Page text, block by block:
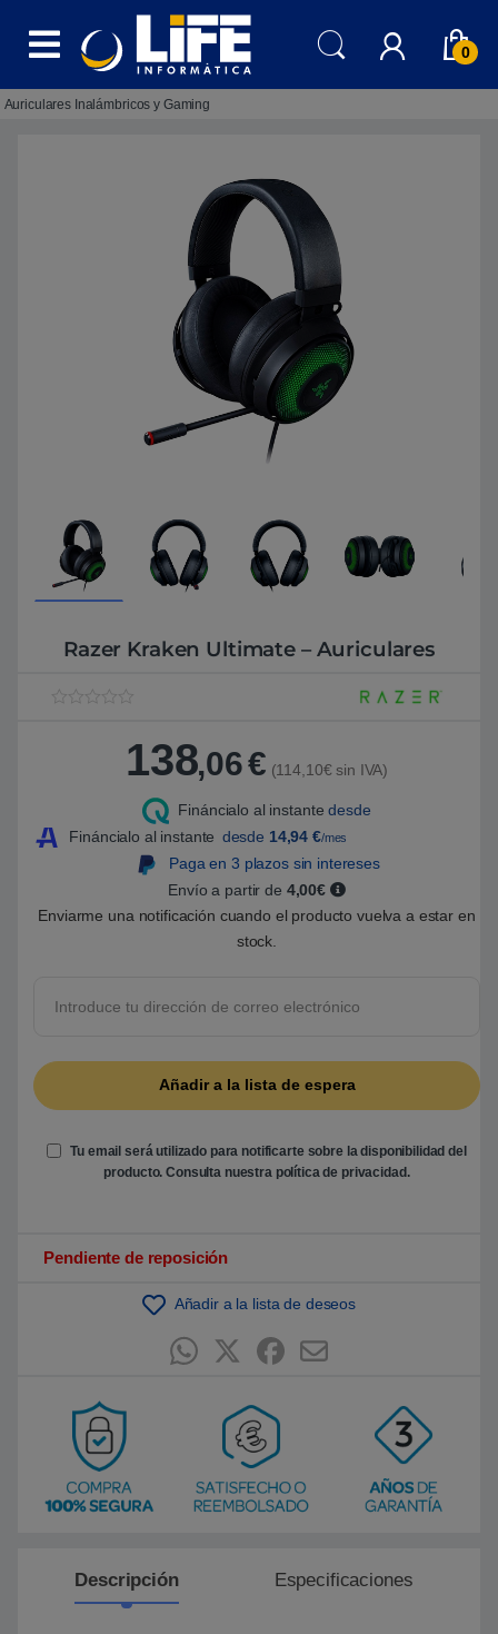
0
Auriculares Inalámbricos y Gaming
Razer Kraken Ultimate – Auriculares
o
5
s
o
b
a
d
n
u
n
ó
n
138,06€ (114,10€ sin IVA)
Fináncialo al instante desde
Fináncialo al instante desde 14,94 €/mes
Paga en 3 plazos sin intereses
Envío a partir de 4,00€
Enviarme una notificación cuando el producto vuelva a estar en
stock.
Tu email será utilizado para notificarte sobre la disponibilidad del
producto. Consulta nuestra política de privacidad.
Pendiente de reposición
Añadir a la lista de deseos
Descripción Especificaciones